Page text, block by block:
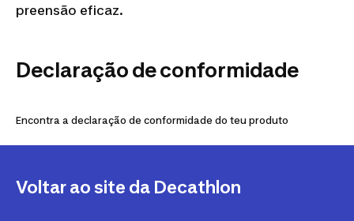
preensão eficaz.
Declaração de conformidade
Encontra a declaração de conformidade do teu produto
Voltar ao site da Decathlon